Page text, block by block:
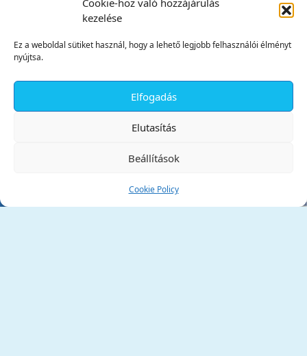
Cookie-hoz való hozzájárulás
kezelése
Ez a weboldal sütiket használ, hogy a lehető legjobb felhasználói élményt
nyújtsa.
Elfogadás
Elutasítás
Beállítások
Cookie Policy
Tata Város Önkormányzata
✕